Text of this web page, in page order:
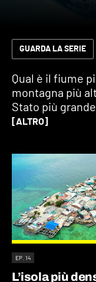
GUARDA LA SERIE
Qual è il fiume
montagna più
Stato più
video “i record
[ALTRO]
EP. 14
L’isola più